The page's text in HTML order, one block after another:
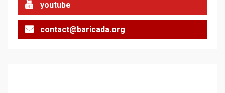
youtube
contact@baricada.org